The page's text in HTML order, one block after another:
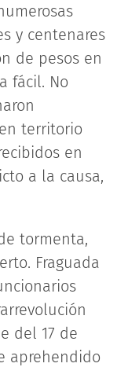
y centenares
de pesos en
fácil. No
territorio
en
a la causa,
tormenta,
Fraguada
del 17 de
aprehendido